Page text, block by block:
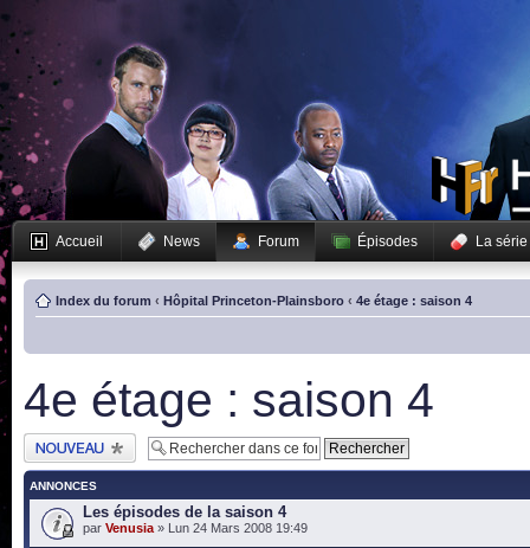
Accueil News Forum Épisodes La série
Index du forum ‹ Hôpital Princeton-Plainsboro ‹ 4e étage : saison 4
4e étage : saison 4
Publier un nouveau
sujet
ANNONCES
Les épisodes de la saison 4
par Venusia » Lun 24 Mars 2008 19:49